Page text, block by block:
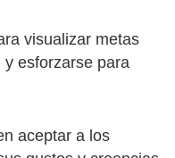
visualizar metas
esforzarse para
aceptar a los